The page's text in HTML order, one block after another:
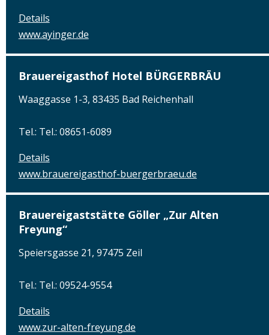
Details
www.ayinger.de
Brauereigasthof Hotel BÜRGERBRÄU
Waaggasse 1-3, 83435 Bad Reichenhall
Tel.: Tel.: 08651-6089
Details
www.brauereigasthof-buergerbraeu.de
Brauereigaststätte Göller „Zur Alten
Freyung“
Speiersgasse 21, 97475 Zeil
Tel.: Tel.: 09524-9554
Details
www.zur-alten-freyung.de